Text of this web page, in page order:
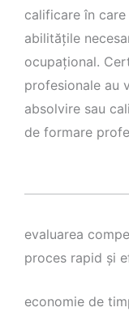
calificare în
abilităţile
ocupaţional.
profesionale au
absolvire sau
de formare
evaluarea
proces rapid şi
economie de